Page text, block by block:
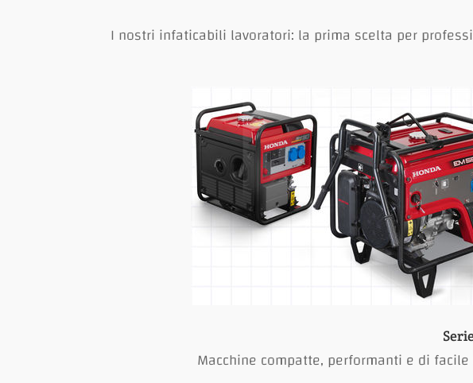
I nostri infaticabili lavoratori: la prima scelta per
Macchine compatte, performanti e di